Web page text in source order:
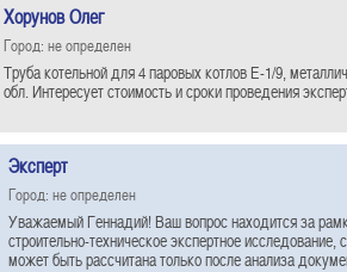
Хорунов Олег
Город: не определен
Труба котельной для 4 паровых котлов Е-1/9,
обл. Интересует стоимость и сроки проведения
Эксперт
Город: не определен
Уважаемый Геннадий! Ваш вопрос находится за
строительно-техническое экспертное
может быть рассчитана только после анализа